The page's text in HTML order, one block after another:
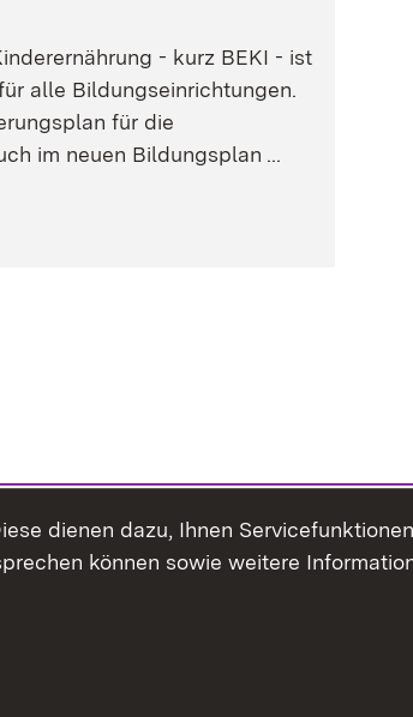
- kurz BEKI - ist
alle Bildungseinrichtungen.
für die
im neuen Bildungsplan ...
dienen dazu, Ihnen
können sowie weitere